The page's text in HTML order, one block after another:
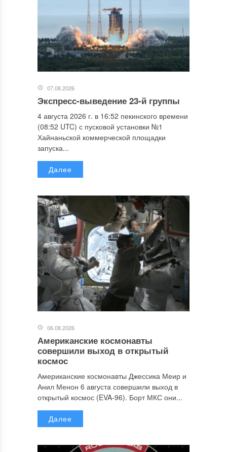
07.08.2026
Экспресс-выведение 23-й группы
4 августа 2026 г. в 16:52 пекинского времени
(08:52 UTC) с пусковой установки №1
Хайнаньской коммерческой площадки
запуска...
Далее
06.08.2026
Американские космонавты
совершили выход в открытый
космос
Американские космонавты Джессика Меир и
Анил Менон 6 августа совершили выход в
открытый космос (EVA-96). Борт МКС они...
Далее